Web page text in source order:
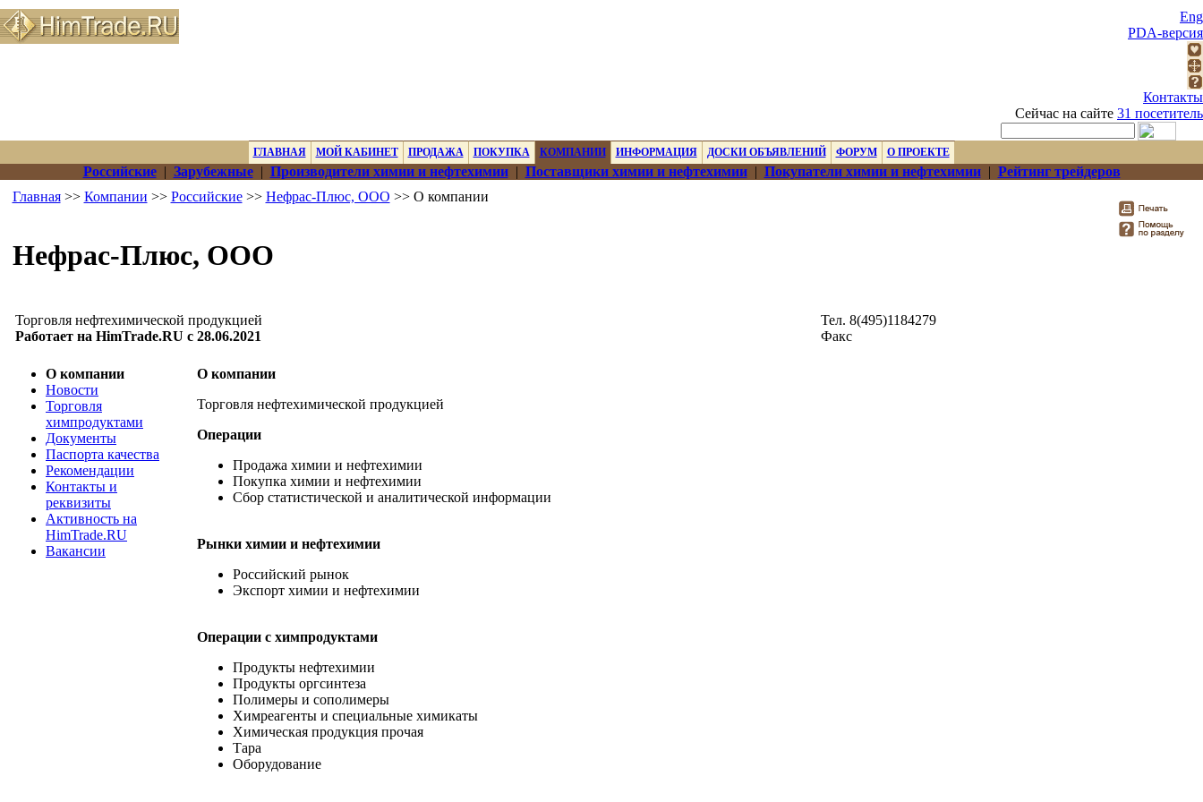
Eng
PDA-версия
Контакты
Сейчас на сайте 31 посетитель
ГЛАВНАЯ МОЙ КАБИНЕТ ПРОДАЖА ПОКУПКА КОМПАНИИ ИНФОРМАЦИЯ ДОСКИ ОБЪЯВЛЕНИЙ ФОРУМ О ПРОЕКТЕ
Российские| Зарубежные| Производители химии и нефтехимии| Поставщики химии и нефтехимии| Покупатели химии и нефтехимии| Рейтинг трейдеров
Главная>> Компании >> Российские>> Нефрас-Плюс, ООО >> О компании
Нефрас-Плюс, ООО
Торговля нефтехимической продукцией
Работает на HimTrade.RU с 28.06.2021
Тел. 8(495)1184279
Факс
О компании
Новости
Торговля
химпродуктами
Документы
Паспорта качества
Рекомендации
Контакты и
реквизиты
Активность на
HimTrade.RU
Вакансии
О компании
Торговля нефтехимической продукцией
Операции
Продажа химии и нефтехимии
Покупка химии и нефтехимии
Сбор статистической и аналитической информации
Рынки химии и нефтехимии
Российский рынок
Экспорт химии и нефтехимии
Операции c химпродуктами
Продукты нефтехимии
Продукты оргсинтеза
Полимеры и сополимеры
Химреагенты и специальные химикаты
Химическая продукция прочая
Тара
Оборудование